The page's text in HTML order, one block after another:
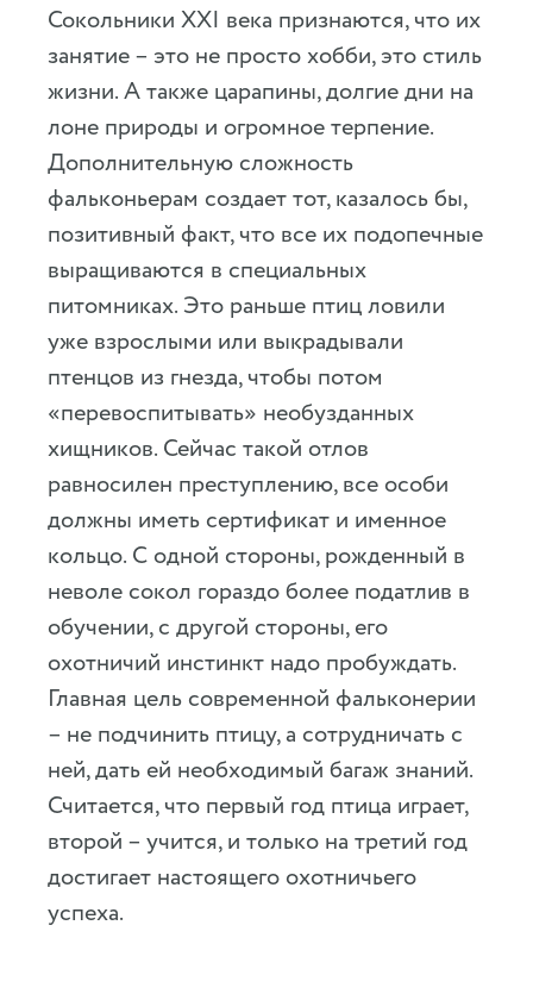
Сокольники XXI века признаются, что их
занятие – это не просто хобби, это стиль
жизни. А также царапины, долгие дни на
лоне природы и огромное терпение.
Дополнительную сложность
фальконьерам создает тот, казалось бы,
позитивный факт, что все их подопечные
выращиваются в специальных
питомниках. Это раньше птиц ловили
уже взрослыми или выкрадывали
птенцов из гнезда, чтобы потом
«перевоспитывать» необузданных
хищников. Сейчас такой отлов
равносилен преступлению, все особи
должны иметь сертификат и именное
кольцо. С одной стороны, рожденный в
неволе сокол гораздо более податлив в
обучении, с другой стороны, его
охотничий инстинкт надо пробуждать.
Главная цель современной фальконерии
– не подчинить птицу, а сотрудничать с
ней, дать ей необходимый багаж знаний.
Считается, что первый год птица играет,
второй – учится, и только на третий год
достигает настоящего охотничьего
успеха.